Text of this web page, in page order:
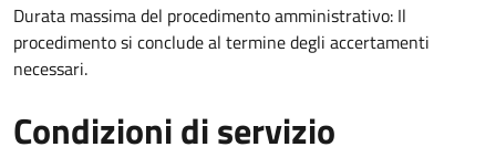
Durata massima del procedimento amministrativo: Il
procedimento si conclude al termine degli accertamenti
necessari.
Condizioni di servizio